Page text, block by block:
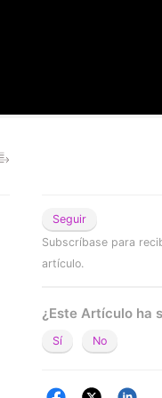
Seguir
Subscríbase para
artículo.
¿Este Artículo ha
Sí No